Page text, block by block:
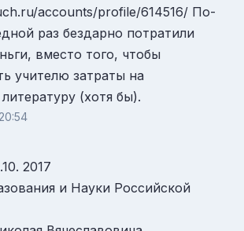
accounts/profile/614516/ По-
раз бездарно потратили
вместо того, чтобы
учителю затраты на
(хотя бы).
2017
и Науки Российской